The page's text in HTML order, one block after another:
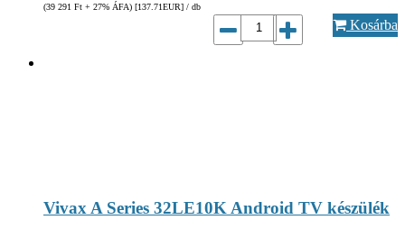
(39 291 Ft + 27% ÁFA) [137.71EUR] / db
Kosárba
Vivax A Series 32LE10K Android TV készülék